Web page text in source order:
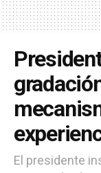
El presidente